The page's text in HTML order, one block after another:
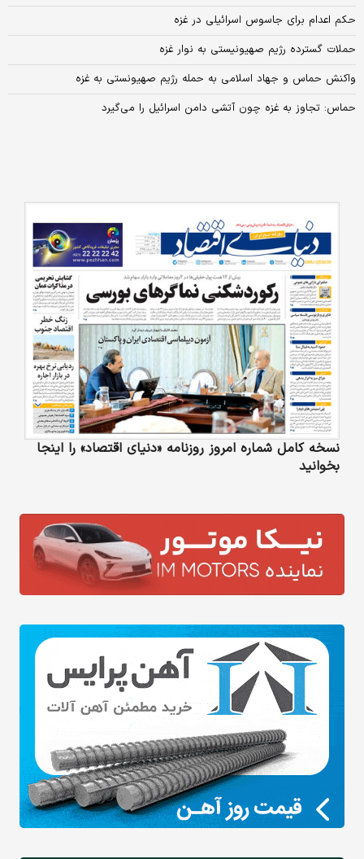
حکم اعدام برای جاسوس اسرائیلی در غزه
حملات گسترده رژیم صهیونیستی به نوار غزه
واکنش حماس و جهاد اسلامی به حمله رژیم صهیونستی به غزه
حماس: تجاوز به غزه چون آتشی دامن اسرائیل را می‌گیرد
نسخه کامل شماره امروز روزنامه «دنیای‌ اقتصاد» را اینجا
بخوانید